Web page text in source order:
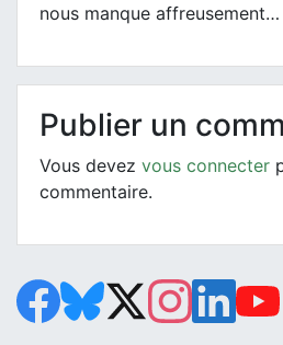
nous manque affreusement…
Publier un
Vous devez vous connecter
commentaire.